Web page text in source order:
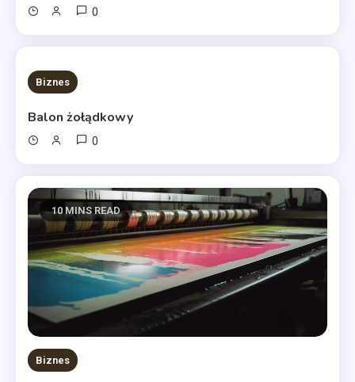
0
10 MINS READ
Biznes
Balon żołądkowy
0
10 MINS READ
Biznes